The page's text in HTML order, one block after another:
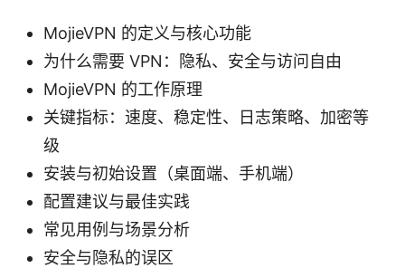
MojieVPN 的定义与核心功能
为什么需要 VPN：隐私、安全与访问自由
MojieVPN 的工作原理
关键指标：速度、稳定性、日志策略、加密等
级
安装与初始设置（桌面端、手机端）
配置建议与最佳实践
常见用例与场景分析
安全与隐私的误区